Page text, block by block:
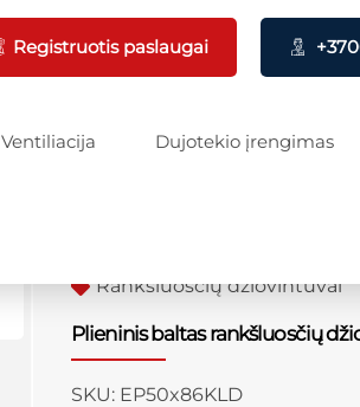
Registruotis paslaugai
Ventiliacija Dujotekio įrengimas
Rankšluoščių džiovintuvai
Plieninis baltas rankšluosčių
SKU: EP50x86KLD